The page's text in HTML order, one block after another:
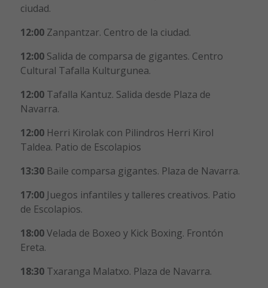
ciudad.
12:00Zanpantzar. Centro de la ciudad.
12:00Salida de comparsa de gigantes. Centro
Cultural Tafalla Kulturgunea.
12:00Tafalla Kantuz. Salida desde Plaza de
Navarra.
12:00Herri Kirolak con Pilindros Herri Kirol
Taldea. Patio de Escolapios
13:30Baile comparsa gigantes. Plaza de Navarra.
17:00Juegos infantiles y talleres creativos. Patio
de Escolapios.
18:00Velada de Boxeo y Kick Boxing. Frontón
Ereta.
18:30Txaranga Malatxo. Plaza de Navarra.